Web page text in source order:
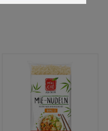
Weitere
finden Sie in
in unserer Cookie